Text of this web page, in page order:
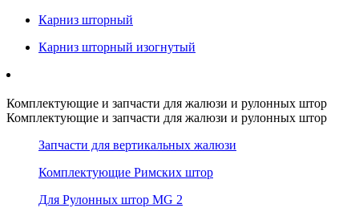
Карниз шторный
Карниз шторный изогнутый
Комплектующие и запчасти для жалюзи и рулонных штор
Комплектующие и запчасти для жалюзи и рулонных штор
Запчасти для вертикальных жалюзи
Комплектующие Римских штор
Для Рулонных штор MG 2